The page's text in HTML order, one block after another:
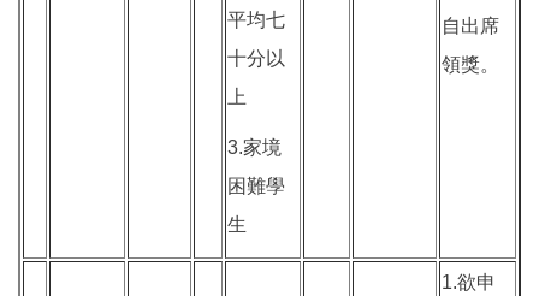
平均七
十分以
上
3.家境
困難學
生
自出席
領獎。
1.欲申